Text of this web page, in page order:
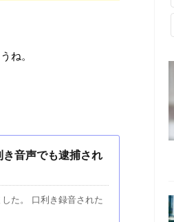
ね。
音声でも逮捕され
た。 口利き録音された